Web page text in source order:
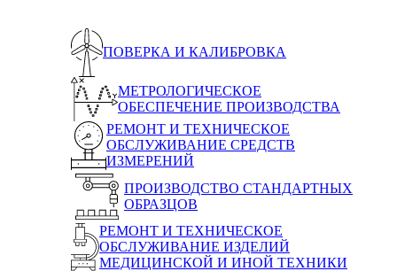
ПОВЕРКА И КАЛИБРОВКА
МЕТРОЛОГИЧЕСКОЕ
ОБЕСПЕЧЕНИЕ ПРОИЗВОДСТВА
РЕМОНТ И ТЕХНИЧЕСКОЕ
ОБСЛУЖИВАНИЕ СРЕДСТВ
ИЗМЕРЕНИЙ
ПРОИЗВОДСТВО СТАНДАРТНЫХ
ОБРАЗЦОВ
РЕМОНТ И ТЕХНИЧЕСКОЕ
ОБСЛУЖИВАНИЕ ИЗДЕЛИЙ
МЕДИЦИНСКОЙ И ИНОЙ ТЕХНИКИ